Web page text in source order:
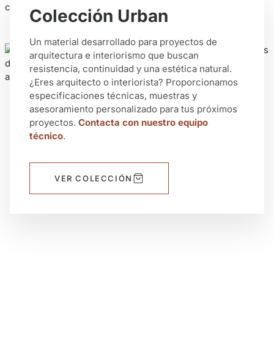
contemporáneos.
Colección Urban
Un material desarrollado para proyectos de
arquitectura e interiorismo que buscan
resistencia, continuidad y una estética natural.
¿Eres arquitecto o interiorista? Proporcionamos
especificaciones técnicas, muestras y
asesoramiento personalizado para tus próximos
proyectos. Contacta con nuestro equipo
técnico.
VER COLECCIÓN